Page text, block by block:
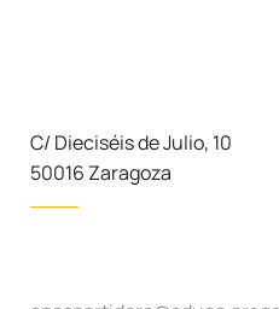
C/ Dieciséis de Julio, 10
50016 Zaragoza